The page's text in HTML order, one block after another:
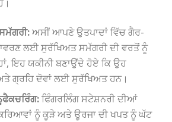
ਅਸੀਂ ਆਪਣੇ ਉਤਪਾਦਾਂ ਵਿੱਚ ਗੈਰ-
ਲਈ ਸੁਰੱਖਿਅਤ ਸਮੱਗਰੀ ਦੀ ਵਰਤੋਂ ਨੂੰ
ਇਹ ਯਕੀਨੀ ਬਣਾਉਂਦੇ ਹੋਏ ਕਿ ਉਹ
ਗ੍ਰਹਿ ਦੋਵਾਂ ਲਈ ਸੁਰੱਖਿਅਤ ਹਨ।
ਫਿੰਗਰਲਿੰਗ ਸਟੇਸ਼ਨਰੀ ਦੀਆਂ
ਨੂੰ ਕੂੜੇ ਅਤੇ ਊਰਜਾ ਦੀ ਖਪਤ ਨੂੰ ਘੱਟ